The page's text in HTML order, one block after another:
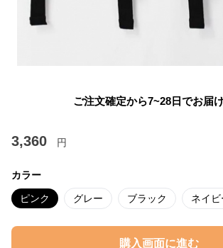
ご注文確定から7~28日でお届
3,360 円
カラー
ピンク グレー ブラック ネイビ
購入画面に進む